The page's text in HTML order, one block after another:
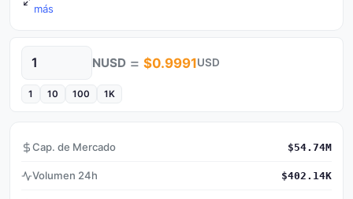
más
Cantidad NUSD = $0.9991USD
1 10 100 1K
Cap. de Mercado $54.74M
Volumen 24h $402.14K